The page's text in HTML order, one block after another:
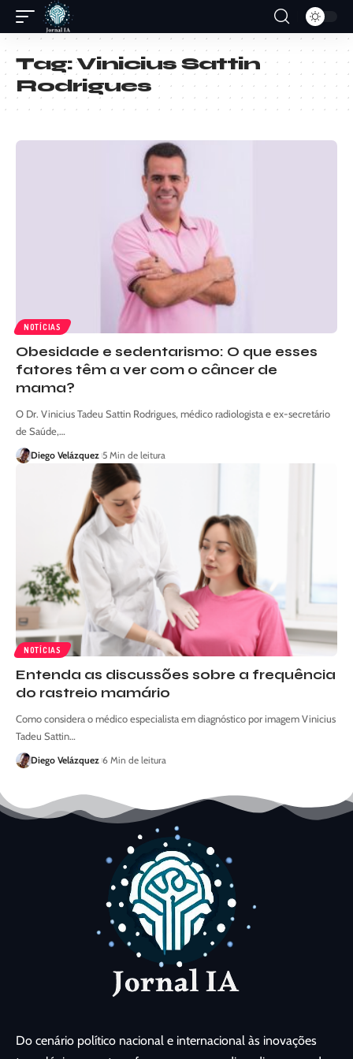
Tag:Vinicius Sattin
Rodrigues
NOTÍCIAS
Obesidade e sedentarismo: O que esses
fatores têm a ver com o câncer de
mama?
O Dr. Vinicius Tadeu Sattin Rodrigues, médico radiologista e ex-secretário
de Saúde,…
Diego Velázquez 5 Min de leitura
NOTÍCIAS
Entenda as discussões sobre a frequência
do rastreio mamário
Como considera o médico especialista em diagnóstico por imagem Vinicius
Tadeu Sattin…
Diego Velázquez 6 Min de leitura
Do cenário político nacional e internacional às inovações